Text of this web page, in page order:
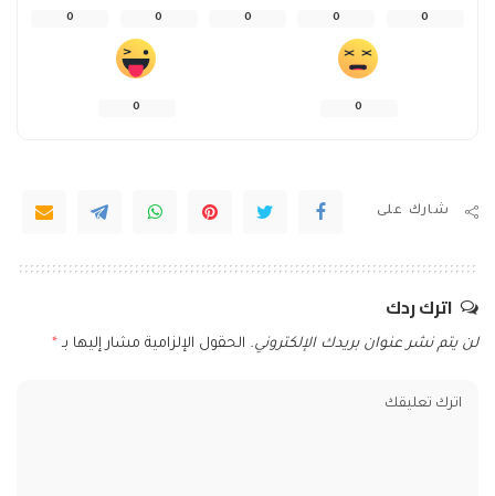
0
0
0
0
0
0
0
شارك على
اترك ردك
لن يتم نشر عنوان بريدك الإلكتروني. الحقول الإلزامية مشار إليها بـ *